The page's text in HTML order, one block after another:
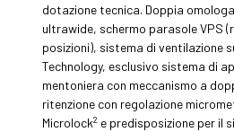
dotazione tecnica. Doppia
ultrawide, schermo parasole VPS
posizioni), sistema di ventilazione
Technology, esclusivo sistema di
mentoniera con meccanismo a
ritenzione con regolazione
Microlock2 e predisposizione per il